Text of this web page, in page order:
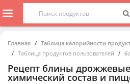
Главная
Таблица калорийности
Таблица продуктов пользователей
Рецепт блины дрожжевые
химический состав и